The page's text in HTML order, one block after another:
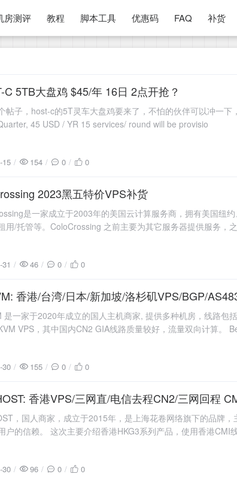
房测评 教程 脚本工具 优惠码 FAQ 补货
15
C 5TB大盘鸡 $45/年 16日 2点开抢？
帖子，host-c的5T灵车大盘鸡要来了，不怕的伙伴可以冲一
45 USD / YR 15 services/ round will be provisio
15 154 0 0
31 2023黑五特价VPS补货
是一家成立于2003年的美国云计算服务商，拥有美国纽
用/托管等。ColoCrossing 之前主要为其它服务器提供服务，
46 0 0
30 香港/台湾/日本/新加坡/洛杉矶VPS/BGP/
是一家于2020年成立的国人主机商家, 提供多种机房，线路包
VPS，其中国内CN2 GIA线路质量较好，流量双向计算。
30 155 0 0
30 香港VPS/三网直/电信去程CN2/三网回程
，国人商家，成立于2015年，是上海花卷网络旗下的品牌
户的信赖。 这次主要介绍香港HKG3系列产品，使用香港
30 96 0 0